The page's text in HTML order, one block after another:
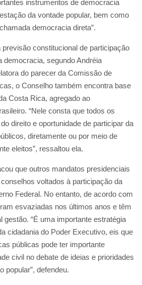
instrumentos de democracia
da vontade popular, bem como
democracia direta”.
constitucional de participação
democracia, segundo Andréia
do parecer da Comissão de
o Conselho também encontra base
Costa Rica, agregado ao
“Nele consta que todos os
direito e oportunidade de participar da
diretamente ou por meio de
eleitos”, ressaltou ela.
que outros mandatos presidenciais
voltados à participação da
Federal. No entanto, de acordo com
esvaziadas nos últimos anos e têm
gestão. “É uma importante estratégia
cidadania do Poder Executivo, eis que
públicas pode ter importante
civil no debate de ideias e prioridades
popular”, defendeu.